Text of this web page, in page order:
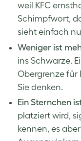
weil KFC
Schimpfwort,
sieht einfach
Weniger ist
ins Schwarze.
Obergrenze für
Sie denken.
Ein Sternchen
platziert wird,
kennen, es